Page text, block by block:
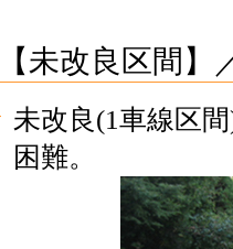
【未改良区間
未改良(1車線区
困難。